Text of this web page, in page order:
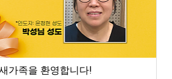
가족을 환영합니다!